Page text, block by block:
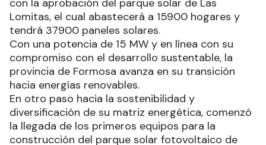
Lomitas, el cual abastecerá a 15900 hogares y
tendrá 37900 paneles solares.
Con una potencia de 15 MW y en línea con su
compromiso con el desarrollo sustentable, la
provincia de Formosa avanza en su transición
hacia energías renovables.
En otro paso hacia la sostenibilidad y
diversificación de su matriz energética, comenzó
la llegada de los primeros equipos para la
construcción del parque solar fotovoltaico de